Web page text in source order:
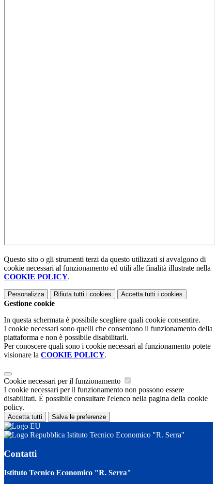
Questo sito o gli strumenti terzi da questo utilizzati si avvalgono di
cookie necessari al funzionamento ed utili alle finalità illustrate nella
COOKIE POLICY.
Personalizza Rifiuta tutti i cookies Accetta tutti i cookies
Gestione cookie
In questa schermata è possibile scegliere quali cookie consentire.
I cookie necessari sono quelli che consentono il funzionamento della
piattaforma e non è possibile disabilitarli.
Per conoscere quali sono i cookie necessari al funzionamento potete
visionare la COOKIE POLICY.
Cookie necessari per il funzionamento
I cookie necessari per il funzionamento non possono essere
disabilitati. È possibile consultare l'elenco nella pagina della cookie
policy.
Accetta tutti Salva le preferenze
Istituto Tecnico Economico "R. Serra"
Contatti
Istituto Tecnico Economico "R. Serra"